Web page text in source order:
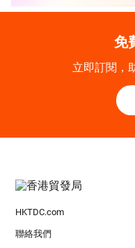
免
立即訂閱，
HKTDC.com
聯絡我們